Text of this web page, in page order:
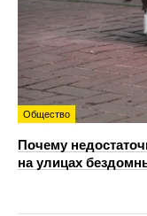
Общество
Почему
на улицах